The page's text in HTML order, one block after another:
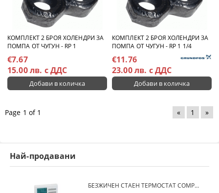
КОМПЛЕКТ 2 БРОЯ ХОЛЕНДРИ ЗА
ПОМПА ОТ ЧУГУН - RP 1
€7.67
15.00 лв. с ДДС
КОМПЛЕКТ 2 БРОЯ ХОЛЕНДРИ ЗА
ПОМПА ОТ ЧУГУН - RP 1 1/4
€11.76
23.00 лв. с ДДС
Page 1 of 1 « 1 »
Най-продавани
БЕЗЖИЧЕН СТАЕН ТЕРМОСТАТ COMPUTHERM Q7RF